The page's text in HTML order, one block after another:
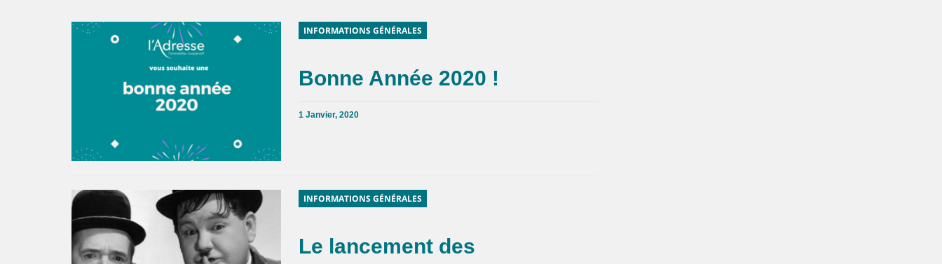
INFORMATIONS GÉNÉRALES
Bonne Année 2020 !
1 Janvier, 2020
INFORMATIONS GÉNÉRALES
Le lancement des